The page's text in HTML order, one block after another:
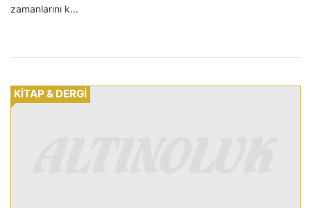
zamanlarını k...
KİTAP & DERGİ